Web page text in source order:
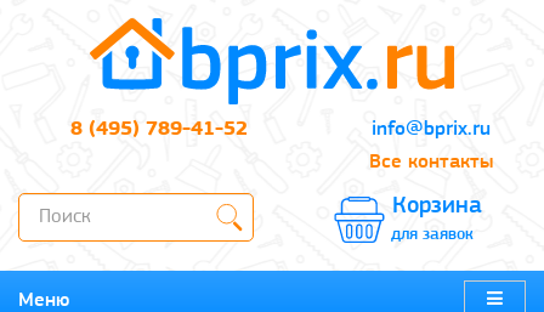
8 (495) 789-41-52
info@bprix.ru
Все контакты
Корзина
для заявок
Меню